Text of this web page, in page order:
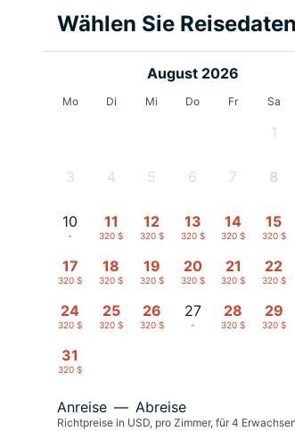
Wählen Sie
August 2026
Mo Di Mi Do Fr Sa
1
3 4 5 6 7 8
10
-
11
320 $
12
320 $
13
320 $
14
320 $
15
320 $
17
320 $
18
320 $
19
320 $
20
320 $
21
320 $
22
320 $
24
320 $
25
320 $
26
320 $
27
-
28
320 $
29
320 $
31
320 $
Anreise — Abreise
Richtpreise in USD, pro Zimmer, für 4